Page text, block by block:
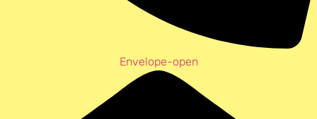
Envelope-open